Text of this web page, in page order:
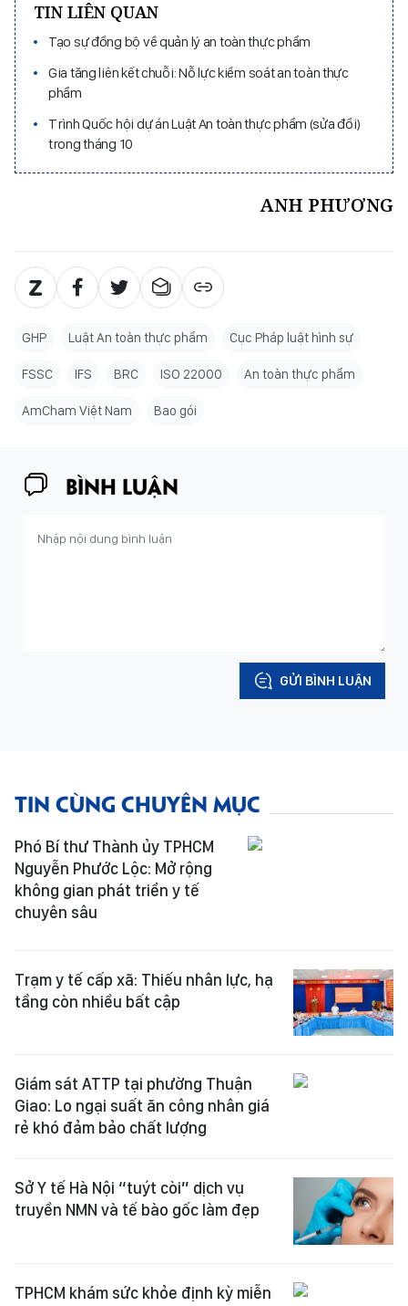
TIN LIÊN QUAN
Tạo sự đồng bộ về quản lý an toàn thực phẩm
Gia tăng liên kết chuỗi: Nỗ lực kiểm soát an toàn thực
phẩm
Trình Quốc hội dự án Luật An toàn thực phẩm (sửa đổi)
trong tháng 10
ANH PHƯƠNG
GHP Luật An toàn thực phẩm Cục Pháp luật hình sự
FSSC IFS BRC ISO 22000 An toàn thực phẩm
AmCham Việt Nam Bao gói
BÌNH LUẬN
GỬI BÌNH LUẬN
TIN CÙNG CHUYÊN MỤC
Phó Bí thư Thành ủy TPHCM
Nguyễn Phước Lộc: Mở rộng
không gian phát triển y tế
chuyên sâu
Trạm y tế cấp xã: Thiếu nhân lực, hạ
tầng còn nhiều bất cập
Giám sát ATTP tại phường Thuận
Giao: Lo ngại suất ăn công nhân giá
rẻ khó đảm bảo chất lượng
Sở Y tế Hà Nội “tuýt còi” dịch vụ
truyền NMN và tế bào gốc làm đẹp
TPHCM khám sức khỏe định kỳ miễn